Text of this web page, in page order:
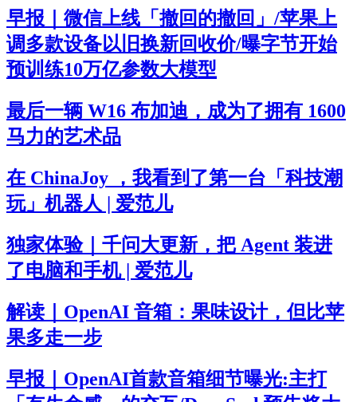
早报｜微信上线「撤回的撤回」/苹果上
调多款设备以旧换新回收价/曝字节开始
预训练10万亿参数大模型
最后一辆 W16 布加迪，成为了拥有 1600
马力的艺术品
在 ChinaJoy ，我看到了第一台「科技潮
玩」机器人 | 爱范儿
独家体验｜千问大更新，把 Agent 装进
了电脑和手机 | 爱范儿
解读｜OpenAI 音箱：果味设计，但比苹
果多走一步
早报｜OpenAI首款音箱细节曝光:主打